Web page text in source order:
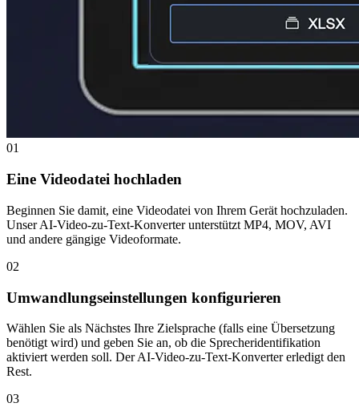
01
Eine Videodatei hochladen
Beginnen Sie damit, eine Videodatei von Ihrem Gerät hochzuladen.
Unser AI-Video-zu-Text-Konverter unterstützt MP4, MOV, AVI
und andere gängige Videoformate.
02
Umwandlungseinstellungen konfigurieren
Wählen Sie als Nächstes Ihre Zielsprache (falls eine Übersetzung
benötigt wird) und geben Sie an, ob die Sprecheridentifikation
aktiviert werden soll. Der AI-Video-zu-Text-Konverter erledigt den
Rest.
03